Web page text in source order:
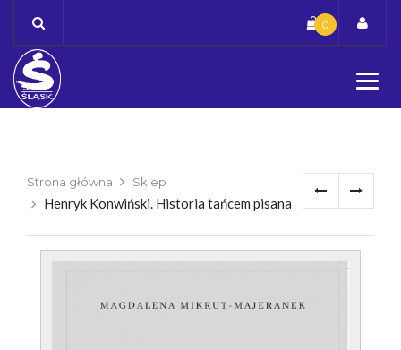
content
0
Strona główna Sklep
Henryk Konwiński. Historia tańcem pisana